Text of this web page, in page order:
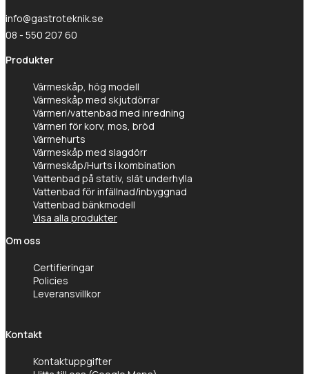
info@gastroteknik.se
08 - 550 207 60
Produkter
Värmeskåp, hög modell
Värmeskåp med skjutdörrar
Värmeri/vattenbad med inredning
Värmeri för korv, mos, bröd
Värmehurts
Värmeskåp med slagdörr
Värmeskåp/Hurts i kombination
Vattenbad på stativ, slät underhylla
Vattenbad för infällnad/inbyggnad
Vattenbad bänkmodell
Visa alla produkter
Om oss
Certifieringar
Policies
Leveransvillkor
Kontakt
Kontaktuppgifter
godkänner
Tekniks